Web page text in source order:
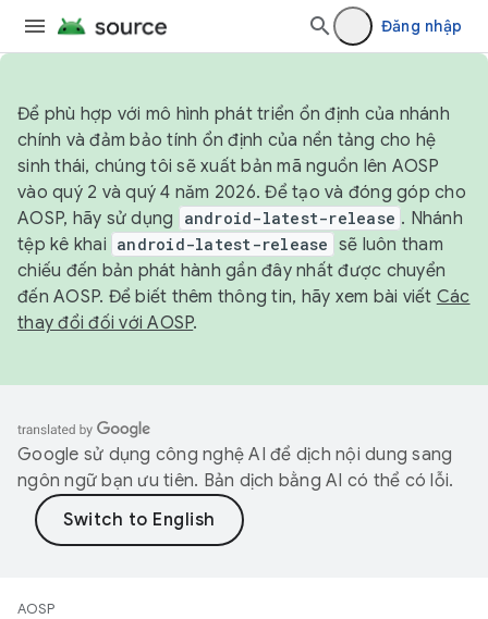
Đăng nhập
Để phù hợp với mô hình phát triển ổn định của nhánh
chính và đảm bảo tính ổn định của nền tảng cho hệ
sinh thái, chúng tôi sẽ xuất bản mã nguồn lên AOSP
vào quý 2 và quý 4 năm 2026. Để tạo và đóng góp cho
AOSP, hãy sử dụng
android-latest-release . Nhánh
tệp kê khai android-latest-release sẽ luôn tham
chiếu đến bản phát hành gần đây nhất được chuyển
đến AOSP. Để biết thêm thông tin, hãy xem bài viết Các
thay đổi đối với AOSP.
Google sử dụng công nghệ AI để dịch nội dung sang
ngôn ngữ bạn ưu tiên. Bản dịch bằng AI có thể có lỗi.
AOSP